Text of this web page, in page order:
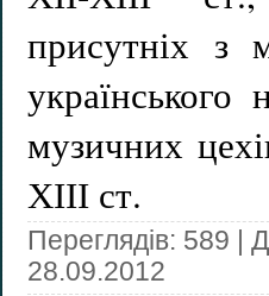
присутніх з
українського
музичних
ХІІІ ст.
Переглядів: 589 |
28.09.2012